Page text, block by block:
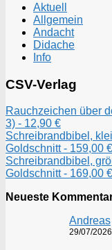
Aktuell
Allgemein
Andacht
Didache
Info
CSV-Verlag
Rauchzeichen über
3) - 12,90 €
Schreibrandbibel,
Goldschnitt - 159,00 €
Schreibrandbibel,
Goldschnitt - 169,00 €
Neueste
Andreas
29/07/2026